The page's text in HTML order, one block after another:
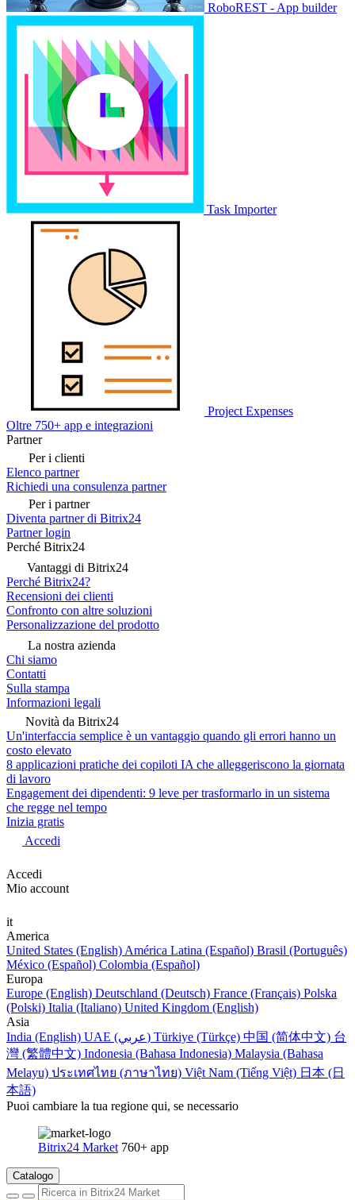
RoboREST - App builder
Task Importer
Project Expenses
Oltre 750+ app e integrazioni
Partner
Per i clienti
Elenco partner
Richiedi una consulenza partner
Per i partner
Diventa partner di Bitrix24
Partner login
Perché Bitrix24
Vantaggi di Bitrix24
Perché Bitrix24?
Recensioni dei clienti
Confronto con altre soluzioni
Personalizzazione del prodotto
La nostra azienda
Chi siamo
Contatti
Sulla stampa
Informazioni legali
Novità da Bitrix24
Un'interfaccia semplice è un vantaggio quando gli errori hanno un
costo elevato
8 applicazioni pratiche dei copiloti IA che alleggeriscono la giornata
di lavoro
Engagement dei dipendenti: 9 leve per trasformarlo in un sistema
che regge nel tempo
Inizia gratis
Accedi
Accedi
Mio account
it
America
United States (English) América Latina (Español) Brasil (Português)
México (Español) Colombia (Español)
Europa
Europe (English) Deutschland (Deutsch) France (Français) Polska
(Polski) Italia (Italiano) United Kingdom (English)
Asia
India (English)
UAE (عربي) Türkiye (Türkçe) 中国 (简体中文) 台
灣 (繁體中文) Indonesia (Bahasa Indonesia) Malaysia (Bahasa
Melayu) ประเทศไทย (ภาษาไทย) Việt Nam (Tiếng Việt) 日本 (日
本語)
Puoi cambiare la tua regione qui, se necessario
Bitrix24 Market 760+ app
Catalogo